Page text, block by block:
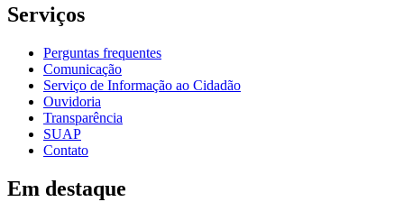
Serviços
Perguntas frequentes
Comunicação
Serviço de Informação ao Cidadão
Ouvidoria
Transparência
SUAP
Contato
Em destaque